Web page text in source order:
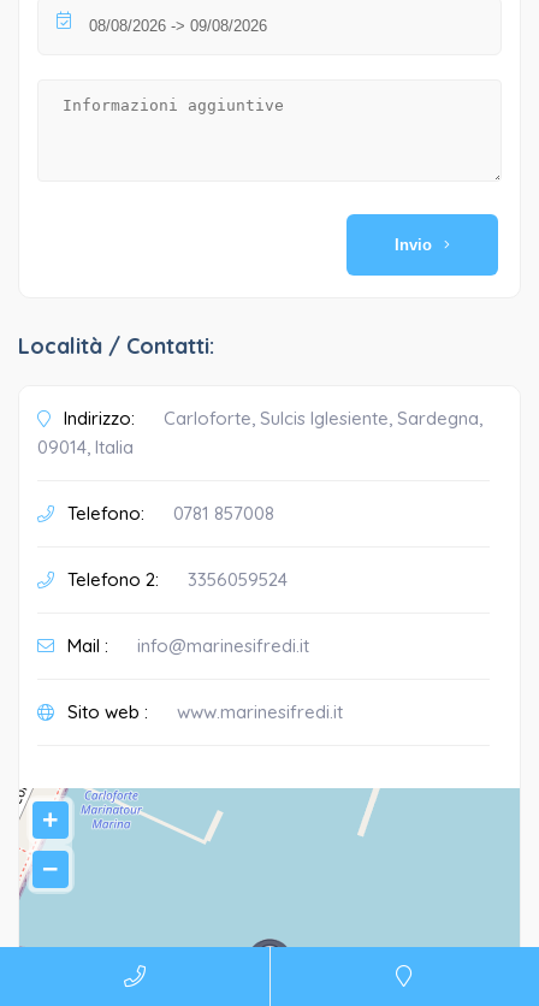
Invio
Località / Contatti:
Indirizzo:
Carloforte, Sulcis Iglesiente, Sardegna,
09014, Italia
Telefono: 0781 857008
Telefono 2: 3356059524
Mail : info@marinesifredi.it
Sito web : www.marinesifredi.it
+
−